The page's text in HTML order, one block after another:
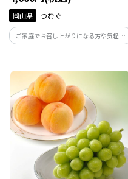
岡山県 つむぐ
ご家庭でお召し上がりになる方や気軽な
贈り物などにおすすめです。【お届け時
了承ください。